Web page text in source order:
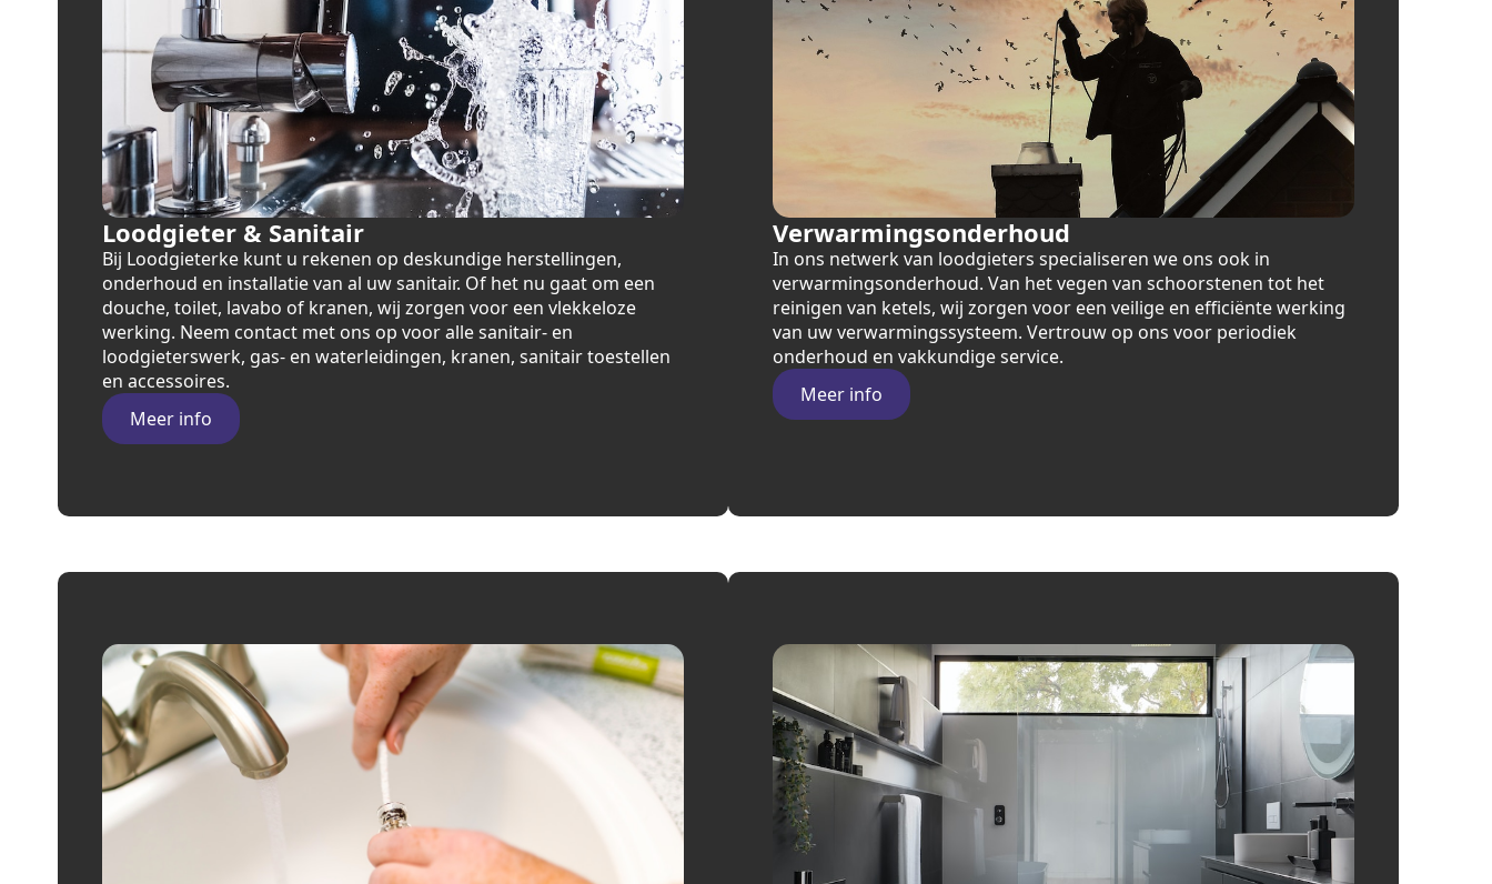
Loodgieter & Sanitair
Bij Loodgieterke kunt u rekenen op deskundige herstellingen,
onderhoud en installatie van al uw sanitair. Of het nu gaat om een
douche, toilet, lavabo of kranen, wij zorgen voor een vlekkeloze
werking. Neem contact met ons op voor alle sanitair- en
loodgieterswerk, gas- en waterleidingen, kranen, sanitair toestellen
en accessoires.
Meer info
Verwarmingsonderhoud
In ons netwerk van loodgieters specialiseren we ons ook in
verwarmingsonderhoud. Van het vegen van schoorstenen tot het
reinigen van ketels, wij zorgen voor een veilige en efficiënte werking
van uw verwarmingssysteem. Vertrouw op ons voor periodiek
onderhoud en vakkundige service.
Meer info